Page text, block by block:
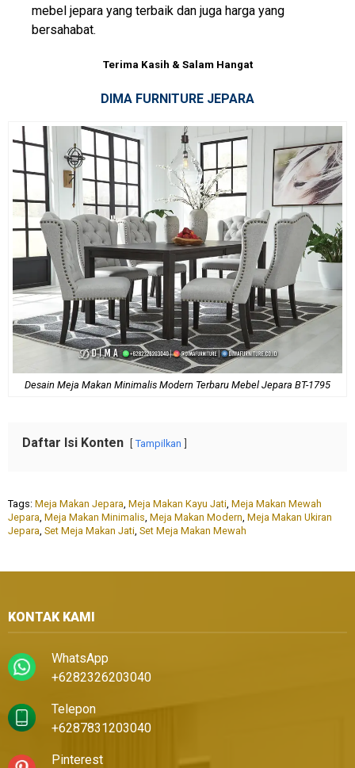
mebel jepara yang terbaik dan juga harga yang
bersahabat.
Terima Kasih & Salam Hangat
DIMA FURNITURE JEPARA
Desain Meja Makan Minimalis Modern Terbaru Mebel Jepara BT-1795
Daftar Isi Konten Tampilkan
Tags: Meja Makan Jepara, Meja Makan Kayu Jati, Meja Makan Mewah
Jepara, Meja Makan Minimalis, Meja Makan Modern, Meja Makan Ukiran
Jepara, Set Meja Makan Jati, Set Meja Makan Mewah
KONTAK KAMI
WhatsApp
+6282326203040
Telepon
+6287831203040
Pinterest